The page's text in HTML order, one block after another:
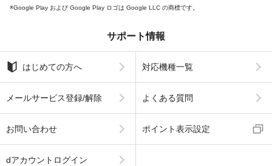
Google Play および Google Play ロゴは Google LLC の商標です。
サポート情報
はじめての方へ 対応機種一覧
メールサービス登録/解除 よくある質問
お問い合わせ ポイント表示設定
dアカウントログイン